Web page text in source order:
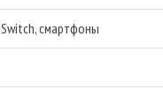
Switch, смартфоны